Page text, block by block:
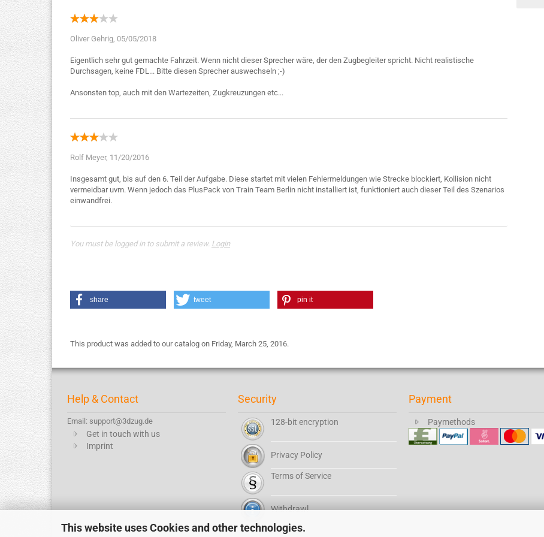
This website uses Cookies and other technologies.
Oliver Gehrig, 05/05/2018
Eigentlich sehr gut gemachte Fahrzeit. Wenn nicht dieser Sprecher wäre, der den Zugbegleiter spricht. Nicht realistische
Durchsagen, keine FDL... Bitte diesen Sprecher auswechseln ;-)
Rolf Meyer, 11/20/2016
Insgesamt gut, bis auf den 6. Teil der Aufgabe. Diese startet mit vielen Fehlermeldungen wie Strecke blockiert, Kollision nicht
vermeidbar uvm. Wenn jedoch das PlusPack von Train Team Berlin nicht installiert ist, funktioniert auch dieser Teil des Szenarios
You must be logged in to submit a review. Login
share tweet pin it
This product was added to our catalog on Friday, March 25, 2016.
Help & Contact
Email: support@3dzug.de
Get in touch with us
Imprint
Security
128-bit encryption
Privacy Policy
Terms of Service
Withdrawl
Payment
Paymethods